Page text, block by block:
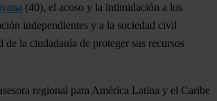
(40), el acoso y la intimidación a los
independientes y a la sociedad civil
de la ciudadanía de proteger sus recursos
regional para América Latina y el Caribe